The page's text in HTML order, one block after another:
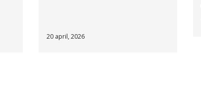
20 april, 2026